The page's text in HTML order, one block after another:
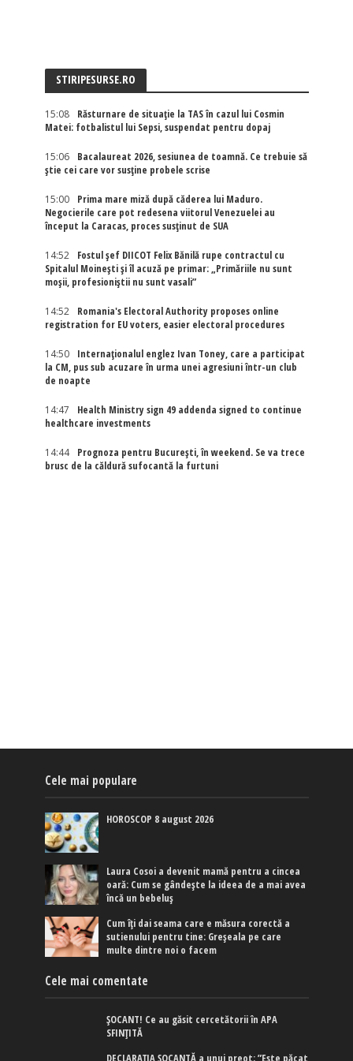
STIRIPESURSE.RO
15:08
Răsturnare de situație la TAS în cazul lui Cosmin
Matei: fotbalistul lui Sepsi, suspendat pentru dopaj
15:06
Bacalaureat 2026, sesiunea de toamnă. Ce trebuie să
știe cei care vor susține probele scrise
15:00
Prima mare miză după căderea lui Maduro.
Negocierile care pot redesena viitorul Venezuelei au
început la Caracas, proces susținut de SUA
14:52
Fostul șef DIICOT Felix Bănilă rupe contractul cu
Spitalul Moinești și îl acuză pe primar: „Primăriile nu sunt
moșii, profesioniștii nu sunt vasali”
14:52
Romania's Electoral Authority proposes online
registration for EU voters, easier electoral procedures
14:50
Internaţionalul englez Ivan Toney, care a participat
la CM, pus sub acuzare în urma unei agresiuni într-un club
de noapte
14:47
Health Ministry sign 49 addenda signed to continue
healthcare investments
14:44
Prognoza pentru București, în weekend. Se va trece
brusc de la căldură sufocantă la furtuni
Cele mai populare
HOROSCOP 8 august 2026
Laura Cosoi a devenit mamă pentru a cincea
oară: Cum se gândește la ideea de a mai avea
încă un bebeluș
Cum îți dai seama care e măsura corectă a
sutienului pentru tine: Greșeala pe care
multe dintre noi o facem
Cele mai comentate
ȘOCANT! Ce au găsit cercetătorii în APA
SFINȚITĂ